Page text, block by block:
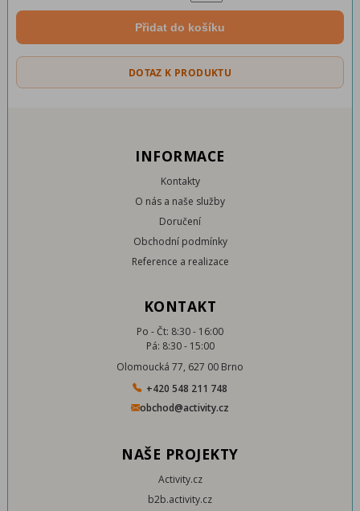
Přidat do košíku
DOTAZ K PRODUKTU
INFORMACE
Kontakty
O nás a naše služby
Doručení
Obchodní podmínky
Reference a realizace
KONTAKT
Po - Čt: 8:30 - 16:00
Pá: 8:30 - 15:00
Olomoucká 77, 627 00 Brno
+420 548 211 748
obchod@activity.cz
NAŠE PROJEKTY
Activity.cz
b2b.activity.cz